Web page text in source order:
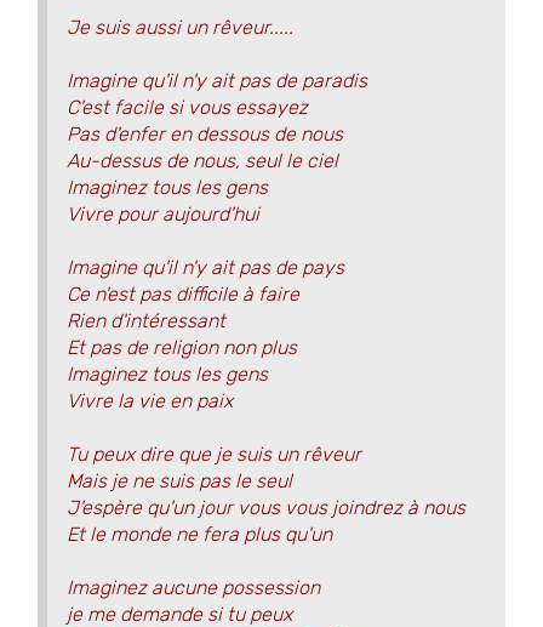
Je suis aussi un rêveur.....
Imagine qu'il n'y ait pas de paradis
C'est facile si vous essayez
Pas d'enfer en dessous de nous
Au-dessus de nous, seul le ciel
Imaginez tous les gens
Vivre pour aujourd'hui
Imagine qu'il n'y ait pas de pays
Ce n'est pas difficile à faire
Rien d'intéressant
Et pas de religion non plus
Imaginez tous les gens
Vivre la vie en paix
Tu peux dire que je suis un rêveur
Mais je ne suis pas le seul
J'espère qu'un jour vous vous joindrez à nous
Et le monde ne fera plus qu'un
Imaginez aucune possession
je me demande si tu peux